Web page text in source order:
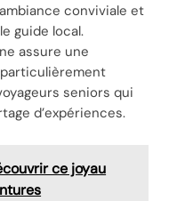
conviviale et
guide local.
assure une
seniors qui
d’expériences.
ce joyau